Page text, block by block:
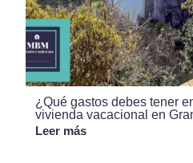
¿Qué gastos debes tener
vivienda vacacional en
Leer más